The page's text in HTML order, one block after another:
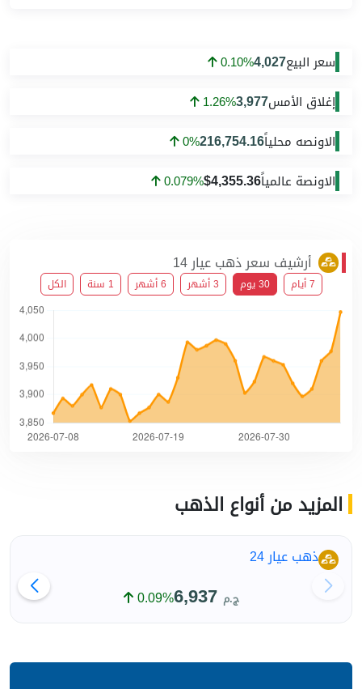
سعر البيع4,027
0.10%
إغلاق الأمس3,977
1.26%
الاونصه محلياً216,754.16
0%
الاونصة عالمياً$4,355.36
0.079%
أرشيف سعر ذهب عيار 14
7 أيام 30 يوم 3 أشهر 6 أشهر 1 سنة الكل
المزيد من أنواع الذهب
ذهب عيار 24
6,937 ج.م 0.09%